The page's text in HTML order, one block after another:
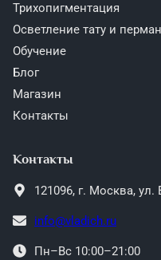
Трихопигментация
Осветление тату и
Обучение
Блог
Магазин
Контакты
Контакты
121096, г. Москва, ул.
info@vladich.ru
Пн–Вс 10:00–21:00